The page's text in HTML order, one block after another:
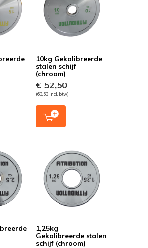
10kg Gekalibreerde
stalen schijf
(chroom)
€ 52,50
(63,53 Incl. btw)
1,25kg
Gekalibreerde stalen
schijf (chroom)